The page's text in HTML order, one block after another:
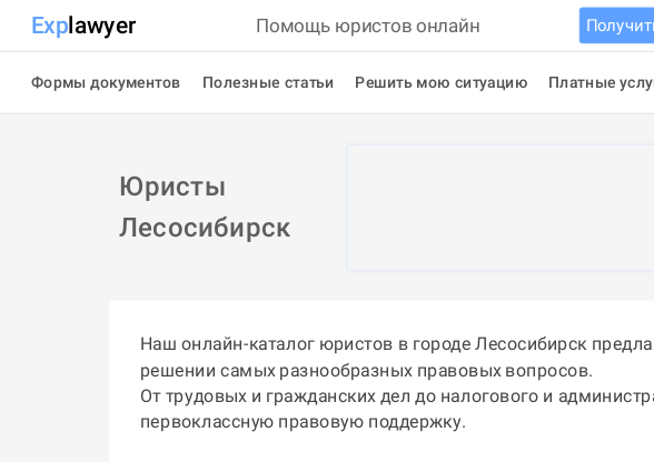
Explawyer Помощь юристов онлайн
Формы документов Полезные статьи Решить мою ситуацию Платные
Юристы
Лесосибирск
Наш онлайн-каталог юристов в городе Лесосибирск
решении самых разнообразных правовых вопросов.
От трудовых и гражданских дел до налогового и
первоклассную правовую поддержку.